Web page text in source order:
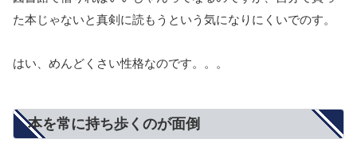
た本じゃないと真剣に読もうという気になりにくいでのす。
はい、めんどくさい性格なのです。。。
本を常に持ち歩くのが面倒